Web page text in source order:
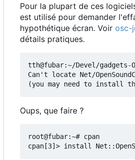
Pour la plupart de ces
est utilisé pour demander
hypothétique écran. Voir osc-
détails pratiques.
tth@fubar:~/Devel/
Can't locate Net/
Oups, que faire ?
root@fubar:~# cpan